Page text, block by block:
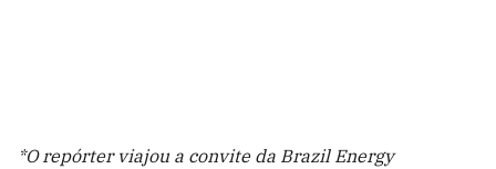
*O repórter viajou a convite da Brazil Energy